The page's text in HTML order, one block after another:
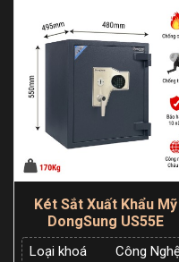
Két Sắt Xuất Khẩu Mỹ
DongSung US55E
Loại khoá
Công